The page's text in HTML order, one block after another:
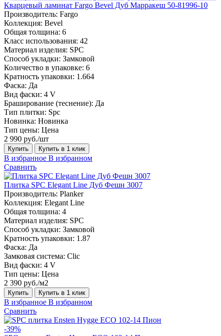
Кварцевый ламинат Fargo Bevel Дуб Марракеш 50-81996-10
Производитель: Fargo
Коллекция: Bevel
Общая толщина: 6
Класс использования: 42
Материал изделия: SPC
Способ укладки: Замковой
Количество в упаковке: 6
Кратность упаковки: 1.664
Фаска: Да
Вид фаски: 4 V
Браширование (теснение): Да
Тип плитки: Spc
Новинка: Новинка
Тип цены: Цена
2 990 руб./шт
Купить Купить в 1 клик
В избранное В избранном
Сравнить
Плитка SPC Elegant Line Дуб Фешн 3007
Производитель: Planker
Коллекция: Elegant Line
Общая толщина: 4
Материал изделия: SPC
Способ укладки: Замковой
Кратность упаковки: 1.87
Фаска: Да
Замковая система: Сlic
Вид фаски: 4 V
Тип цены: Цена
2 390 руб./м2
Купить Купить в 1 клик
В избранное В избранном
Сравнить
-39%